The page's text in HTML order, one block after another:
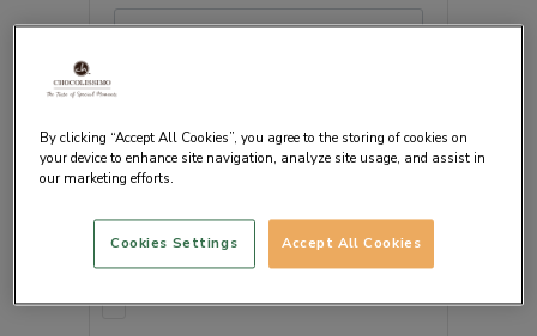
DETALIILE PERSONALE
Persoana juridica
By clicking “Accept All Cookies”, you agree to the storing of cookies on
your device to enhance site navigation, analyze site usage, and assist in
our marketing efforts.
Accept All Cookies
Cookies Settings